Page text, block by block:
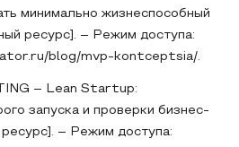
минимально жизнеспособный
ресурс]. – Режим доступа:
blog/mvp-kontceptsia/.
– Lean Startup:
запуска и проверки бизнес-
– Режим доступа: